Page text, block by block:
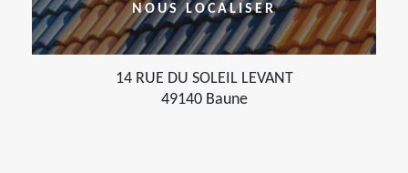
NOUS LOCALISER
14 RUE DU SOLEIL LEVANT
49140 Baune